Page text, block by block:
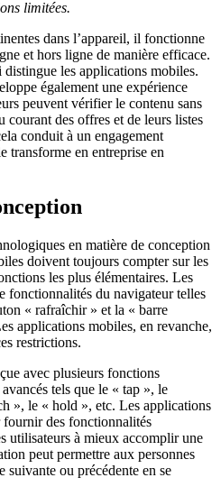
limitées.
dans l’appareil, il fonctionne
et hors ligne de manière efficace.
les applications mobiles.
également une expérience
peuvent vérifier le contenu sans
courant des offres et de leurs listes
conduit à un engagement
transforme en entreprise en
en matière de conception
doivent toujours compter sur les
les plus élémentaires. Les
fonctionnalités du navigateur telles
« rafraîchir » et la « barre
applications mobiles, en revanche,
restrictions.
avec plusieurs fonctions
avancés tels que le « tap », le
», le « hold », etc. Les applications
fournir des fonctionnalités
utilisateurs à mieux accomplir une
peut permettre aux personnes
suivante ou précédente en se